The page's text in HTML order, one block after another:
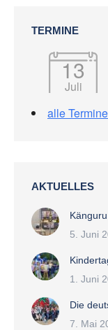
TERMINE
13
Juli
alle
AKTUELLES
5. Juni
1. Juni
Die
7. Mai